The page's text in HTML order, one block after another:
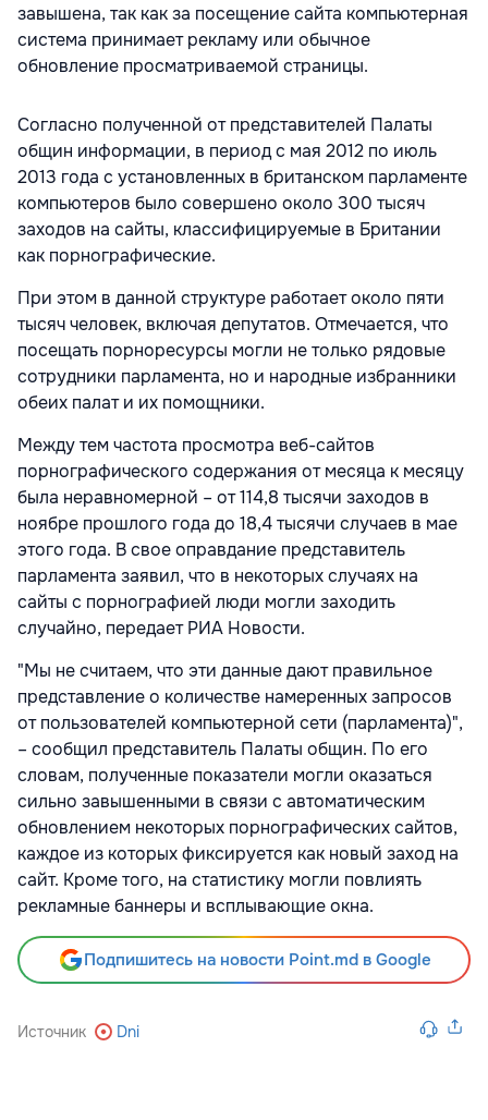
завышена, так как за посещение сайта компьютерная
система принимает рекламу или обычное
обновление просматриваемой страницы.
Согласно полученной от представителей Палаты
общин информации, в период с мая 2012 по июль
2013 года с установленных в британском парламенте
компьютеров было совершено около 300 тысяч
заходов на сайты, классифицируемые в Британии
как порнографические.
При этом в данной структуре работает около пяти
тысяч человек, включая депутатов. Отмечается, что
посещать порноресурсы могли не только рядовые
сотрудники парламента, но и народные избранники
обеих палат и их помощники.
Между тем частота просмотра веб-сайтов
порнографического содержания от месяца к месяцу
была неравномерной – от 114,8 тысячи заходов в
ноябре прошлого года до 18,4 тысячи случаев в мае
этого года. В свое оправдание представитель
парламента заявил, что в некоторых случаях на
сайты с порнографией люди могли заходить
случайно, передаетРИА Новости.
"Мы не считаем, что эти данные дают правильное
представление о количестве намеренных запросов
от пользователей компьютерной сети (парламента)",
– сообщил представитель Палаты общин. По его
словам, полученные показатели могли оказаться
сильно завышенными в связи с автоматическим
обновлением некоторых порнографических сайтов,
каждое из которых фиксируется как новый заход на
сайт. Кроме того, на статистику могли повлиять
рекламные баннеры и всплывающие окна.
Подпишитесь на новости Point.md в Google
Источник Dni